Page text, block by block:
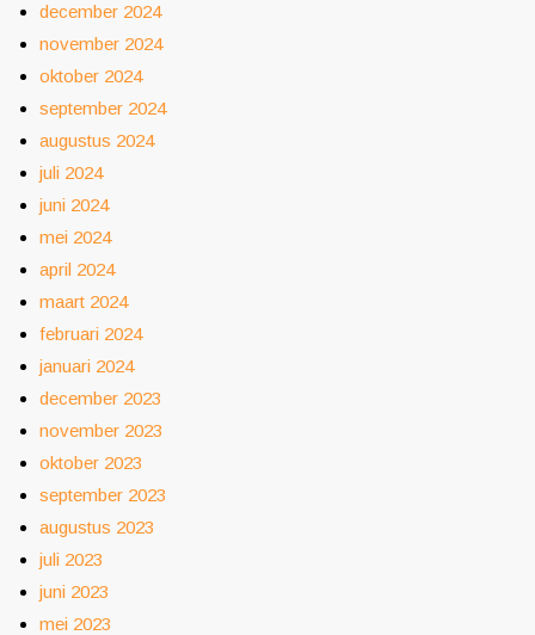
december 2024
november 2024
oktober 2024
september 2024
augustus 2024
juli 2024
juni 2024
mei 2024
april 2024
maart 2024
februari 2024
januari 2024
december 2023
november 2023
oktober 2023
september 2023
augustus 2023
juli 2023
juni 2023
mei 2023